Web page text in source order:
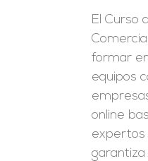
El Curso
formar
equipos
online
expertos